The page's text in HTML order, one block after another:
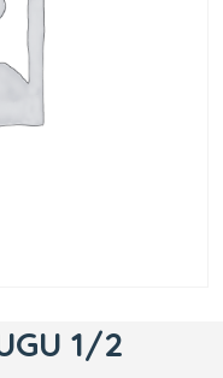
1/2